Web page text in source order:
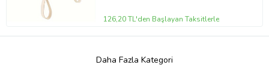
126,20 TL'den Başlayan Taksitlerle
Daha Fazla Kategori